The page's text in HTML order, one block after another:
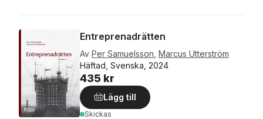
Entreprenadrätten
Av Per Samuelsson Marcus Utterström
Häftad, Svenska, 2024
435 kr
Lägg till
Skickas